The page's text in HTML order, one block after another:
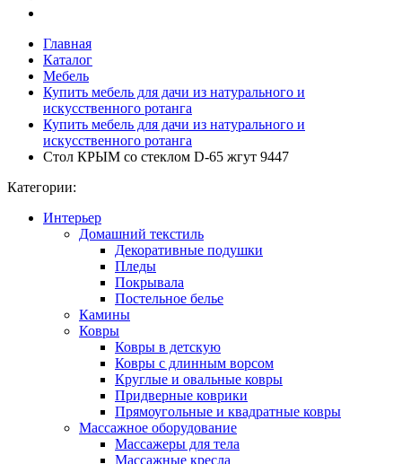
Главная
Каталог
Мебель
Купить мебель для дачи из натурального и
искусственного ротанга
Купить мебель для дачи из натурального и
искусственного ротанга
Стол КРЫМ со стеклом D-65 жгут 9447
Категории:
Интерьер
Домашний текстиль
Декоративные подушки
Пледы
Покрывала
Постельное белье
Камины
Ковры
Ковры в детскую
Ковры с длинным ворсом
Круглые и овальные ковры
Придверные коврики
Прямоугольные и квадратные ковры
Массажное оборудование
Массажеры для тела
Массажные кресла